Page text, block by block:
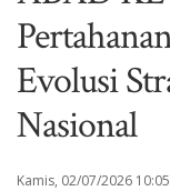
Evolusi
Nasional
Kamis, 02/07/2026